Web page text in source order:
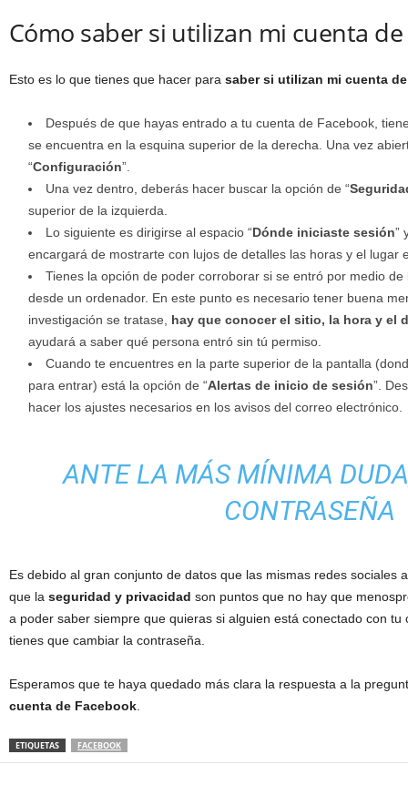
Cómo saber si utilizan mi cuenta de
Esto es lo que tienes que hacer para saber si utilizan mi cuenta
Después de que hayas entrado a tu cuenta de Facebook,
se encuentra en la esquina superior de la derecha. Una vez
“Configuración”.
Una vez dentro, deberás hacer buscar la opción de “
superior de la izquierda.
Lo siguiente es dirigirse al espacio “Dónde iniciaste sesión”
encargará de mostrarte con lujos de detalles las horas y el lugar
Tienes la opción de poder corroborar si se entró por medio
desde un ordenador. En este punto es necesario tener buena
investigación se tratase,
hay que conocer el sitio, la hora y el
ayudará a saber qué persona entró sin tú permiso.
Cuando te encuentres en la parte superior de la pantalla
para entrar) está la opción de “Alertas de inicio de sesión”.
hacer los ajustes necesarios en los avisos del correo electrónico.
ANTE LA MÁS MÍNIMA
CONTRASEÑA
Es debido al gran conjunto de datos que las mismas redes sociales
que la seguridad y privacidad son puntos que no hay que
a poder saber siempre que quieras si alguien está conectado con
tienes que cambiar la contraseña.
Esperamos que te haya quedado más clara la respuesta a la
cuenta de Facebook
ETIQUETAS FACEBOOK